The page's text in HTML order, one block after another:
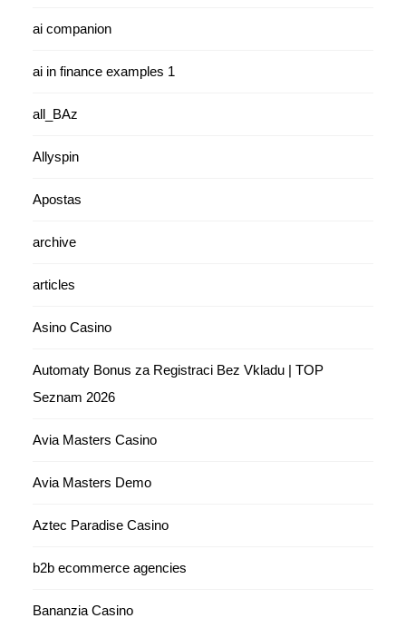
ai companion
ai in finance examples 1
all_BAz
Allyspin
Apostas
archive
articles
Asino Casino
Automaty Bonus za Registraci Bez Vkladu | TOP
Seznam 2026
Avia Masters Casino
Avia Masters Demo
Aztec Paradise Casino
b2b ecommerce agencies
Bananzia Casino